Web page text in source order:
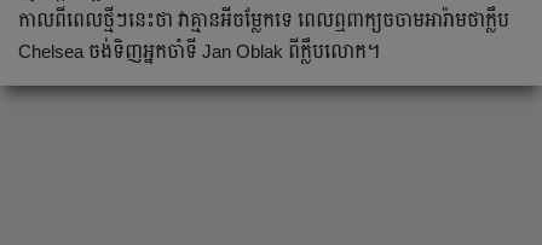
កាល​ពី​ពេល​ថ្មីៗ​នេះ​ថា​ វា​គ្មាន​អី​ចម្លែក​ទេ​ ពេល​ឮ​ពាក្យ​ចចាមអារ៉ាម​ថា​ក្លឹប​
Chelsea ចង់​ទិញ​អ្នក​ចាំ​ទី​ Jan Oblak ពី​ក្លឹប​លោក​។